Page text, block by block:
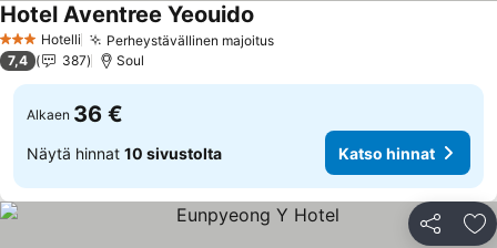
3 Tähtiluokitus
Hotelli Perheystävällinen majoitus
Hotel Aventree Yeouido
7,4 387 Soul
Alkaen 36 €
Näytä hinnat 10 sivustolta Katso hinnat
Jaa